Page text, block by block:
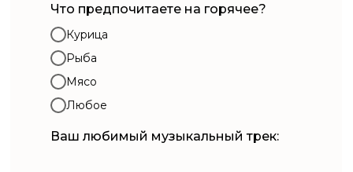
Что предпочитаете на горячее?
Курица
Рыба
Мясо
Любое
Ваш любимый музыкальный трек: